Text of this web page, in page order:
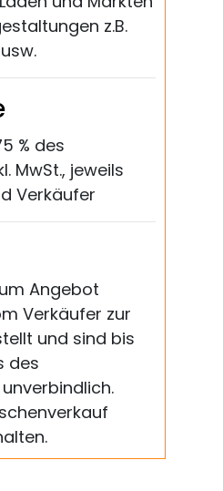
z.B.
% des
MwSt., jeweils
Verkäufer
Angebot
Verkäufer zur
und sind bis
des